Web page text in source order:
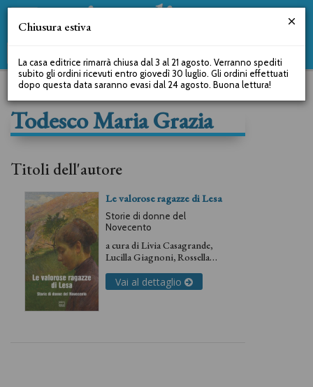
Todesco Maria Grazia
Titoli dell'autore
Le valorose ragazze di Lesa
Storie di donne del
Novecento
a cura diLivia Casagrande,
Lucilla Giagnoni,Rossella
Todesco Maria Grazia
Pezzi,Maria Grazia Rodi
Vai al dettaglio
Chiusura estiva
La casa editrice rimarrà chiusa dal 3 al 21 agosto. Verranno spediti
subito gli ordini ricevuti entro giovedì 30 luglio. Gli ordini effettuati
dopo questa data saranno evasi dal 24 agosto. Buona lettura!